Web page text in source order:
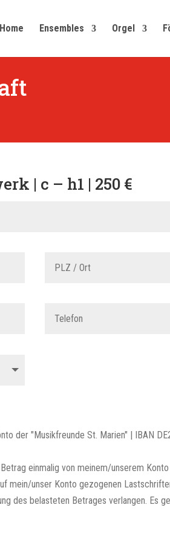
Home Ensembles Orgel
| c – h1 | 250 €
der "Musikfreunde St. Marien" | IBAN
einmalig von meinem/unserem
mein/unser Konto gezogenen
des belasteten Betrages verlangen. Es